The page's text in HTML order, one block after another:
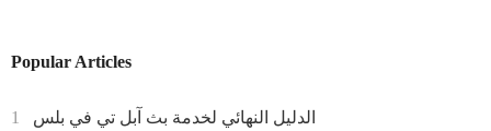
Popular Articles
1 الدليل النهائي لخدمة بث آبل تي في بلس